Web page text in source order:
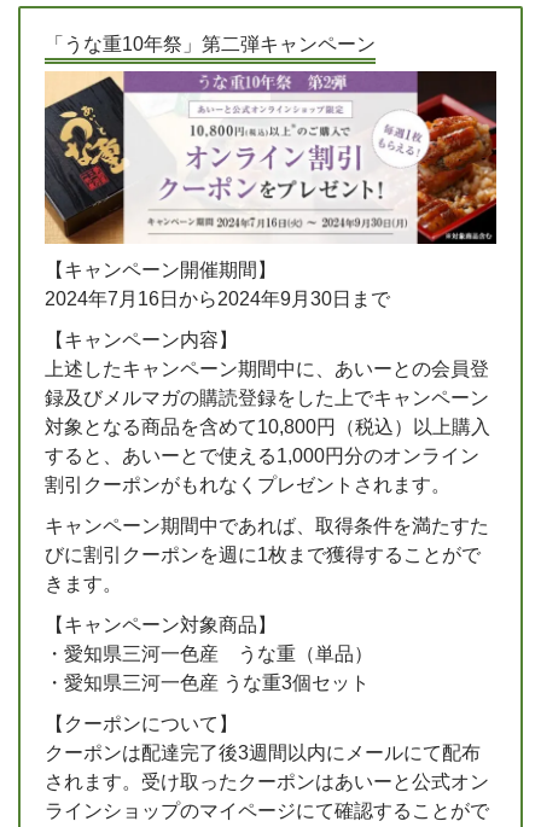
「うな重10年祭」第二弾キャンペーン
【キャンペーン開催期間】
2024年7月16日から2024年9月30日まで
【キャンペーン内容】
上述したキャンペーン期間中に、あいーとの会員登
録及びメルマガの購読登録をした上でキャンペーン
対象となる商品を含めて10,800円（税込）以上購入
すると、あいーとで使える1,000円分のオンライン
割引クーポンがもれなくプレゼントされます。
キャンペーン期間中であれば、取得条件を満たすた
びに割引クーポンを週に1枚まで獲得することがで
きます。
【キャンペーン対象商品】
・愛知県三河一色産 うな重（単品）
・愛知県三河一色産 うな重3個セット
【クーポンについて】
クーポンは配達完了後3週間以内にメールにて配布
されます。受け取ったクーポンはあいーと公式オン
ラインショップのマイページにて確認することがで